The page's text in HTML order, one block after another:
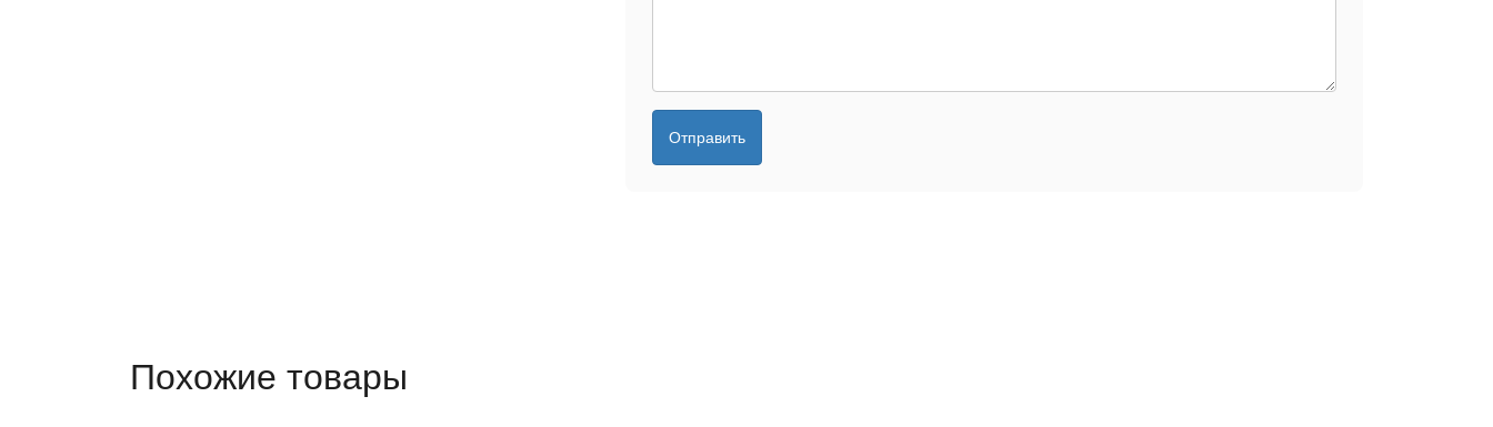
Отправить
Похожие товары